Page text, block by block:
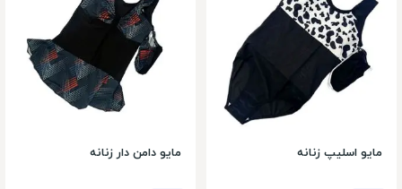
مایو اسلیپ زنانه مایو دامن دار زنانه